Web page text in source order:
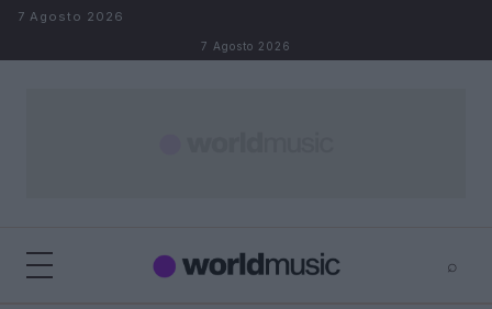
Salta al contenuto
7 Agosto 2026
7 Agosto 2026
⌕